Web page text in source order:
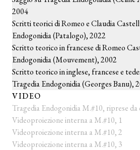
2004
Scritti teorici di Romeo e Claudia
Endogonidia (Patalogo), 2022
Scritto teorico in francese di Romeo
Endogonidia (Mouvement), 2002
Scritto teorico in inglese, francese e
Tragedia Endogonidia (Georges Banu),
VIDEO
Tragedia Endogonidia M.#10, riprese da
Videoproiezione interna a M.#10, 1
Videoproiezione interna a M.#10, 2
Videoproiezione interna a M.#10, 3